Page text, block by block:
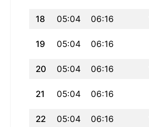
18 05:04 06:16
19 05:04 06:16
20 05:04 06:16
21 05:04 06:16
22 05:04 06:16